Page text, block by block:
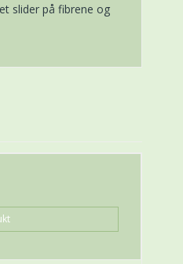
slider på fibrene og